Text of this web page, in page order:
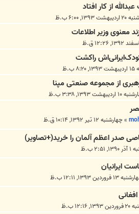
از كار افتاد
اردیبهشت ۱۳۹۳, ۶:۰۰ ب.ظ
معنوی وزیر اطلاعات
راکشت
ب.ظ
از مجموعه صنعتی مپنا
۱۳۹۳, ۳:۳۸ ب.ظ
»چهارشنبه ۱۲ تیر ۱۳۹۲, ۱۰:۱۴ ق.ظ
صدر اعظم آلمان را خريد(+تصاویر)
ب.ظ
ایرانیان
۱۳ فروردین ۱۳۹۳, ۱۲:۱۱ ب.ظ
۱۲:۱۶ ب.ظ